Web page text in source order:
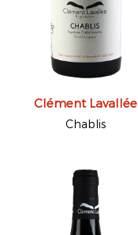
Clément Lavallée
Chablis